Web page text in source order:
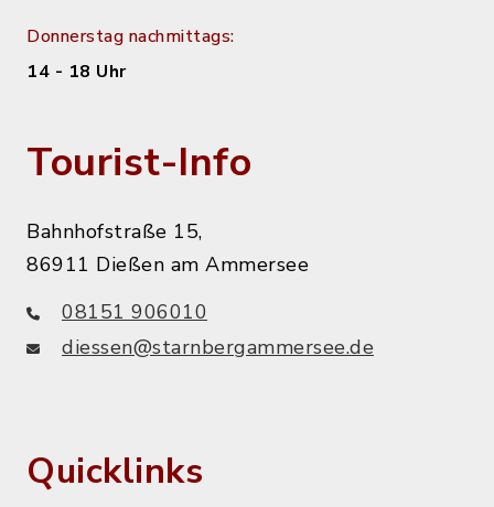
Donnerstag nachmittags:
14 - 18 Uhr
Tourist-Info
Bahnhofstraße 15,
86911 Dießen am Ammersee
08151 906010
diessen@starnbergammersee.de
Quicklinks